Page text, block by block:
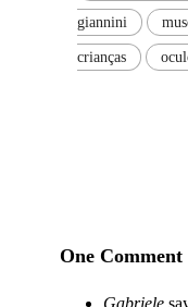
giannini
crianças
One Comment
Gabriele